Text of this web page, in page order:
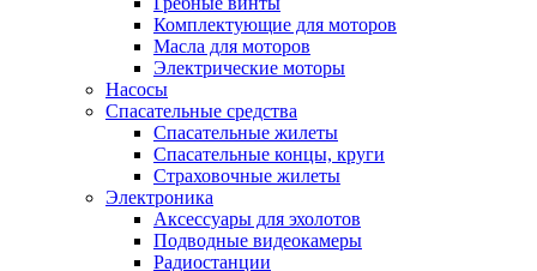
Комплектующие для моторов
Масла для моторов
Электрические моторы
Насосы
Спасательные средства
Спасательные жилеты
Спасательные концы, круги
Страховочные жилеты
Электроника
Аксессуары для эхолотов
Подводные видеокамеры
Радиостанции